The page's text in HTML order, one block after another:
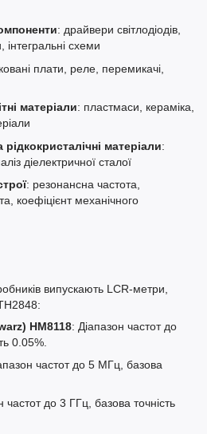
: драйвери світлодіодів,
інтегральні схеми
плати, реле, перемикачі,
матеріали: пластмаси, кераміка,
рідкокристалічні матеріали:
діелектричної сталої
: резонансна частота,
коефіцієнт механічного
випускають LCR-метри,
HM8118: Діапазон частот до
0.05%.
частот до 5 МГц, базова
частот до 3 ГГц, базова точність